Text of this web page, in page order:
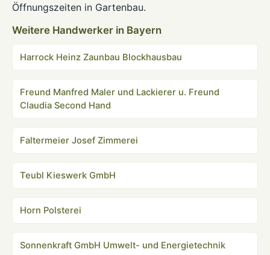
Öffnungszeiten in Gartenbau.
Weitere Handwerker in Bayern
Harrock Heinz Zaunbau Blockhausbau
Freund Manfred Maler und Lackierer u. Freund
Claudia Second Hand
Faltermeier Josef Zimmerei
Teubl Kieswerk GmbH
Horn Polsterei
Sonnenkraft GmbH Umwelt- und Energietechnik